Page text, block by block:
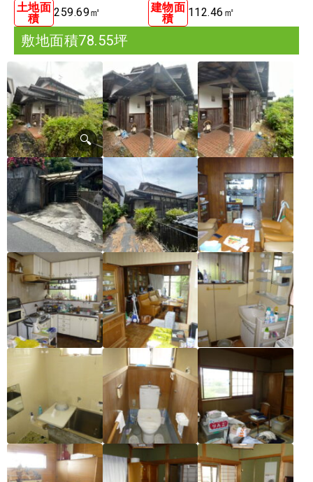
土地面
積
259.69㎡
建物面
積
112.46㎡
敷地面積78.55坪